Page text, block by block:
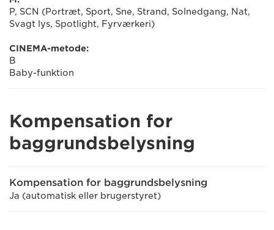
P, SCN (Portræt, Sport, Sne, Strand, Solnedgang, Nat,
Svagt lys, Spotlight, Fyrværkeri)
CINEMA-metode:
B
Baby-funktion
Kompensation for
baggrundsbelysning
Kompensation for baggrundsbelysning
Ja (automatisk eller brugerstyret)